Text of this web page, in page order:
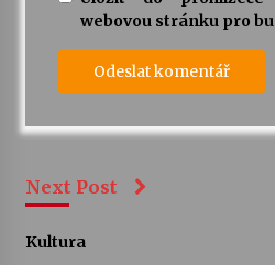
webovou stránku pro
Next Post
Kultura